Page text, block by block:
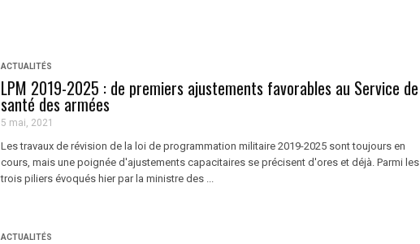
ACTUALITÉS
LPM 2019-2025 : de premiers ajustements favorables au Service de
santé des armées
5 mai, 2021
Les travaux de révision de la loi de programmation militaire 2019-2025 sont toujours en
cours, mais une poignée d'ajustements capacitaires se précisent d'ores et déjà. Parmi les
trois piliers évoqués hier par la ministre des ...
ACTUALITÉS